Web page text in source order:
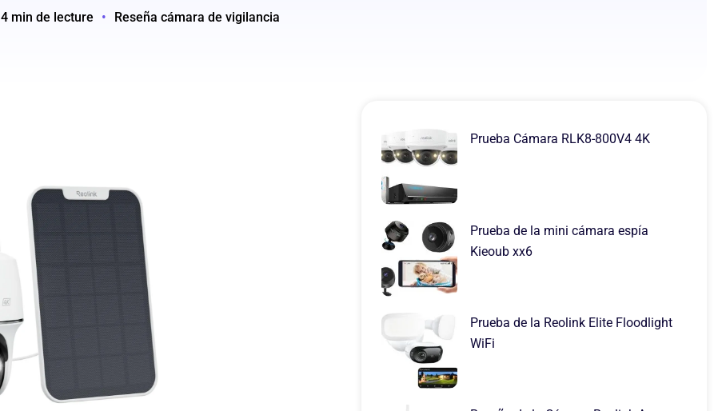
4 min de lecture • Reseña cámara de vigilancia
Prueba Cámara RLK8-800V4 4K
Prueba de la mini cámara espía
Kieoub xx6
Prueba de la Reolink Elite Floodlight
WiFi